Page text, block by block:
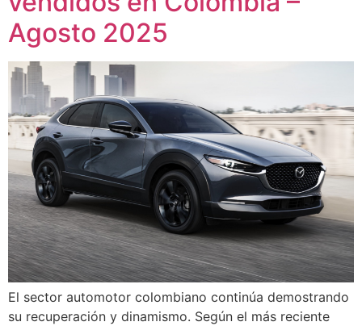
Agosto 2025
El sector automotor colombiano continúa demostrando
su recuperación y dinamismo. Según el más reciente